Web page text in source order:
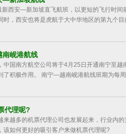
西安—新加坡直飞航班，以更短的飞行时间
，西安也将是虎航于大中华地区的第九个目
岘港航线
中国南方航空公司将于4月25日开通南宁至
了积极作用。 南宁—越南岘港航线班期为每
代理呢?
来越多的机票代理公司也发展起来，行业内
该如何更好的吸引客户来做机票代理呢?